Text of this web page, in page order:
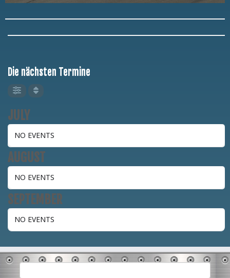
Die nächsten Termine
JULY
NO EVENTS
AUGUST
NO EVENTS
SEPTEMBER
NO EVENTS
Suchen